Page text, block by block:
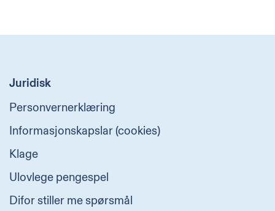
Juridisk
Personvernerklæring
Informasjonskapslar (cookies)
Klage
Ulovlege pengespel
Difor stiller me spørsmål